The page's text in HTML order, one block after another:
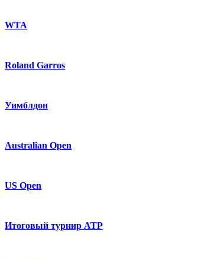
WTA
Roland Garros
Уимблдон
Australian Open
US Open
Итоговый турнир ATP